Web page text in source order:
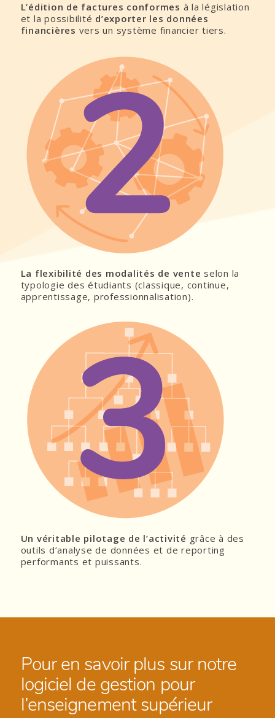
L’édition de factures conformes à la législation
et la possibilité d’exporter les données
financières vers un système financier tiers.
La flexibilité des modalités de vente selon la
typologie des étudiants (classique, continue,
apprentissage, professionnalisation).
Un véritable pilotage de l’activité grâce à des
outils d’analyse de données et de reporting
performants et puissants.
Pour en savoir plus sur notre
logiciel de gestion pour
l’enseignement supérieur